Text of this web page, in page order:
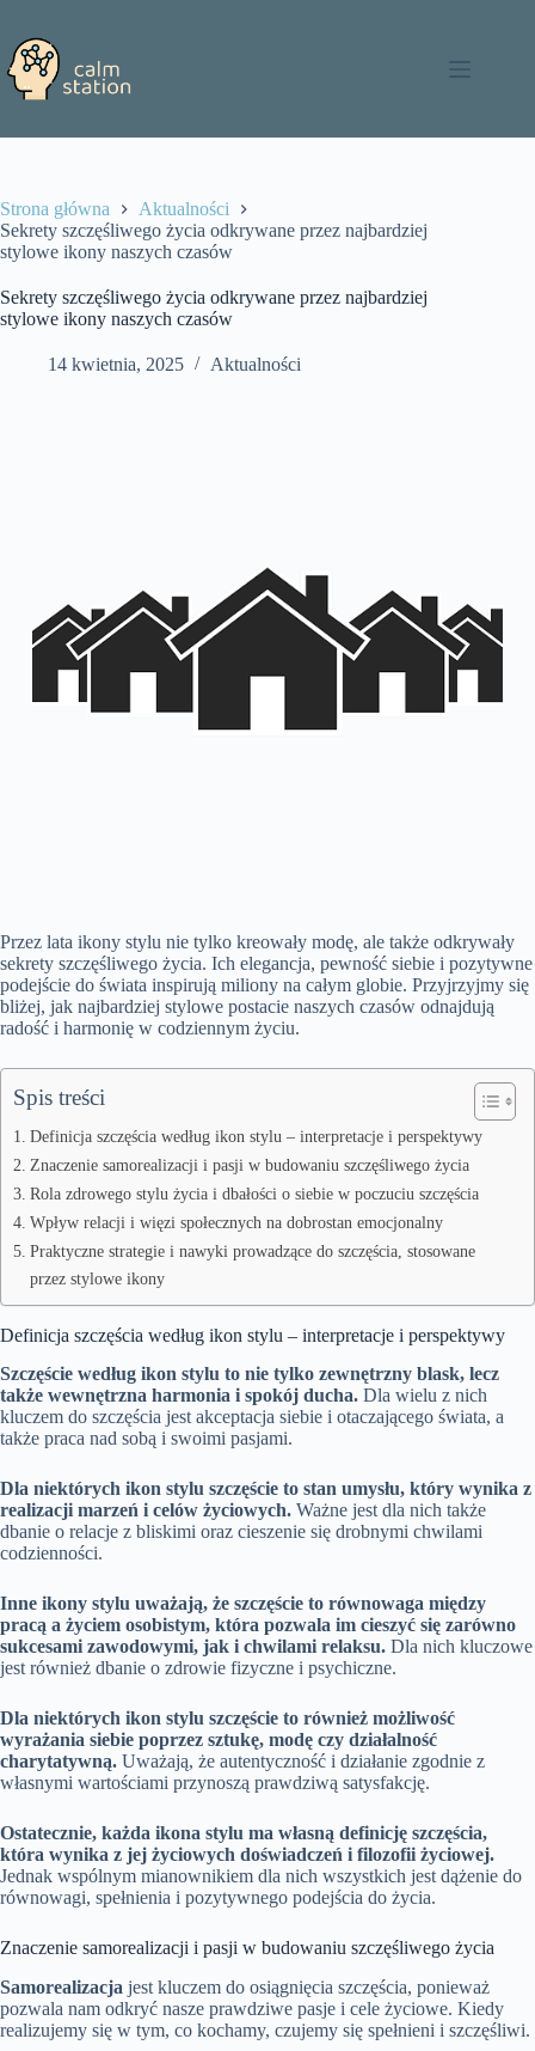
treści
Strona główna
Aktualności
Sekrety szczęśliwego życia odkrywane przez najbardziej
stylowe ikony naszych czasów
Sekrety szczęśliwego życia odkrywane przez najbardziej
stylowe ikony naszych czasów
14 kwietnia, 2025 Aktualności
Przez lata ikony stylu nie tylko kreowały modę, ale także odkrywały
sekrety szczęśliwego życia. Ich elegancja, pewność siebie i pozytywne
podejście do świata inspirują miliony na całym globie. Przyjrzyjmy się
bliżej, jak najbardziej stylowe postacie naszych czasów odnajdują
radość i harmonię w codziennym życiu.
Spis treści
Definicja szczęścia według ikon stylu – interpretacje i perspektywy
Znaczenie samorealizacji i pasji w budowaniu szczęśliwego życia
Rola zdrowego stylu życia i dbałości o siebie w poczuciu szczęścia
Wpływ relacji i więzi społecznych na dobrostan emocjonalny
Praktyczne strategie i nawyki prowadzące do szczęścia, stosowane
przez stylowe ikony
Definicja szczęścia według ikon stylu – interpretacje i perspektywy
Szczęście według ikon stylu to nie tylko zewnętrzny blask, lecz
także wewnętrzna harmonia i spokój ducha. Dla wielu z nich
kluczem do szczęścia jest akceptacja siebie i otaczającego świata, a
także praca nad sobą i swoimi pasjami.
Dla niektórych ikon stylu szczęście to stan umysłu, który wynika z
realizacji marzeń i celów życiowych. Ważne jest dla nich także
dbanie o relacje z bliskimi oraz cieszenie się drobnymi chwilami
codzienności.
Inne ikony stylu uważają, że szczęście to równowaga między
pracą a życiem osobistym, która pozwala im cieszyć się zarówno
sukcesami zawodowymi, jak i chwilami relaksu. Dla nich kluczowe
jest również dbanie o zdrowie fizyczne i psychiczne.
Dla niektórych ikon stylu szczęście to również możliwość
wyrażania siebie poprzez sztukę, modę czy działalność
charytatywną. Uważają, że autentyczność i działanie zgodnie z
własnymi wartościami przynoszą prawdziwą satysfakcję.
Ostatecznie, każda ikona stylu ma własną definicję szczęścia,
która wynika z jej życiowych doświadczeń i filozofii życiowej.
Jednak wspólnym mianownikiem dla nich wszystkich jest dążenie do
równowagi, spełnienia i pozytywnego podejścia do życia.
Znaczenie samorealizacji i pasji w budowaniu szczęśliwego życia
Samorealizacja jest kluczem do osiągnięcia szczęścia, ponieważ
pozwala nam odkryć nasze prawdziwe pasje i cele życiowe. Kiedy
realizujemy się w tym, co kochamy, czujemy się spełnieni i szczęśliwi.